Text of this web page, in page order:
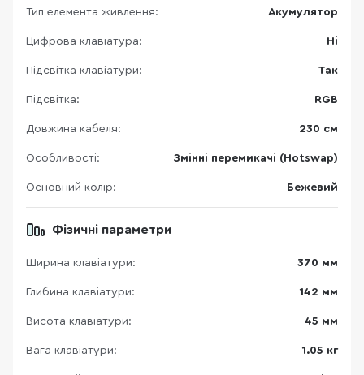
Тип елемента живлення: Акумулятор
Цифрова клавіатура: Ні
Підсвітка клавіатури: Так
Підсвітка: RGB
Довжина кабеля: 230 см
Особливості: Змінні перемикачі (Hotswap)
Основний колір: Бежевий
Фізичні параметри
Ширина клавіатури: 370 мм
Глибина клавіатури: 142 мм
Висота клавіатури: 45 мм
Вага клавіатури: 1.05 кг